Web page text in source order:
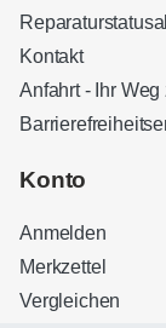
Kontakt
Anfahrt - Ihr Weg
Konto
Anmelden
Merkzettel
Vergleichen